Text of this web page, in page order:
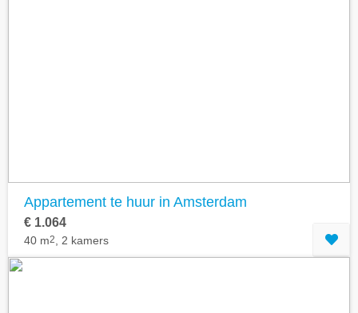
Appartement te huur in Amsterdam
€ 1.064
40 m2 , 2 kamers